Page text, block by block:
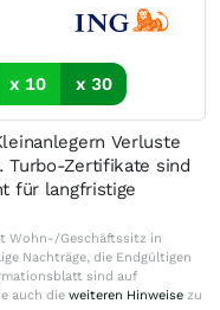
x 10 x 30
Verluste
Turbo-Zertifikate sind
für langfristige
Wohn-/Geschäftssitz in
Nachträge, die Endgültigen
sind auf
auch die weiteren Hinweise zu